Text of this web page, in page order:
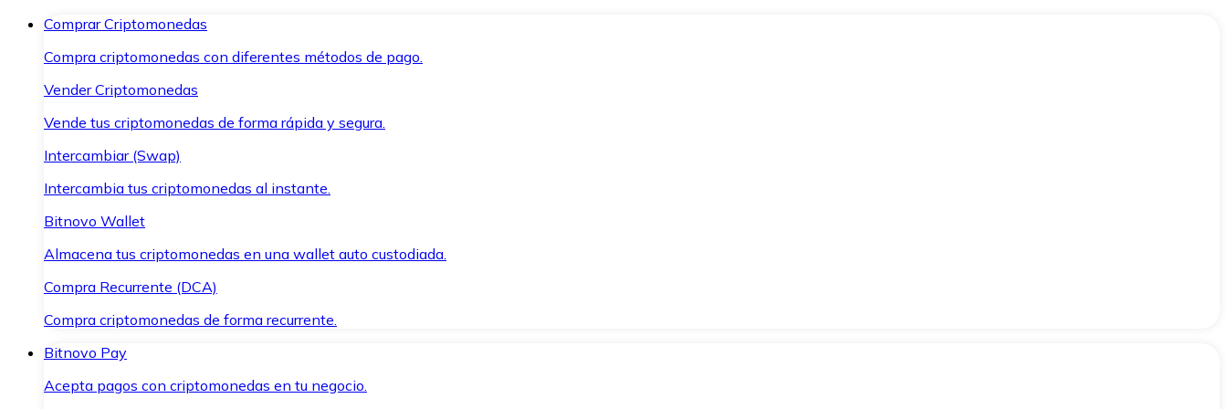
Comprar Criptomonedas
Compra criptomonedas con diferentes métodos de pago.
Vender Criptomonedas
Vende tus criptomonedas de forma rápida y segura.
Intercambiar (Swap)
Intercambia tus criptomonedas al instante.
Bitnovo Wallet
Almacena tus criptomonedas en una wallet auto custodiada.
Compra Recurrente (DCA)
Compra criptomonedas de forma recurrente.
Bitnovo Pay
Acepta pagos con criptomonedas en tu negocio.